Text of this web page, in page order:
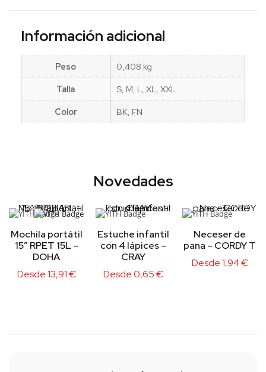
Información adicional
Peso
0,408 kg
Talla
S, M, L, XL, XXL
Color
BK, FN
Novedades
Mochila portátil
15″ RPET 15L –
DOHA
Desde13,91€
Estuche infantil
con 4 lápices –
CRAY
Desde0,65€
Neceser de
pana – CORDY T
Desde1,94€